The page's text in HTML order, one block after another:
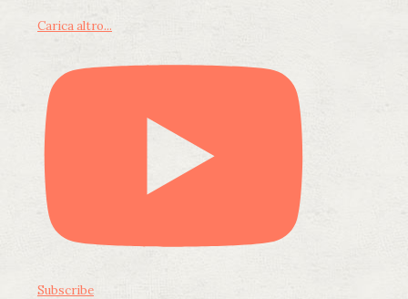
Carica altro...
Subscribe